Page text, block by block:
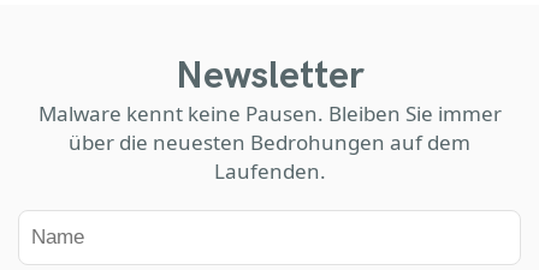
Newsletter
Malware kennt keine Pausen. Bleiben Sie immer
über die neuesten Bedrohungen auf dem
Laufenden.